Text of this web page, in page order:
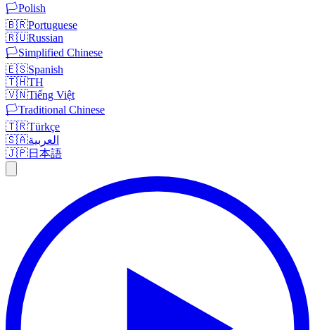
🏳️Polish
🇧🇷Portuguese
🇷🇺Russian
🏳️Simplified Chinese
🇪🇸Spanish
🇹🇭TH
🇻🇳Tiếng Việt
🏳️Traditional Chinese
🇹🇷Türkçe
🇸🇦العربية
🇯🇵日本語